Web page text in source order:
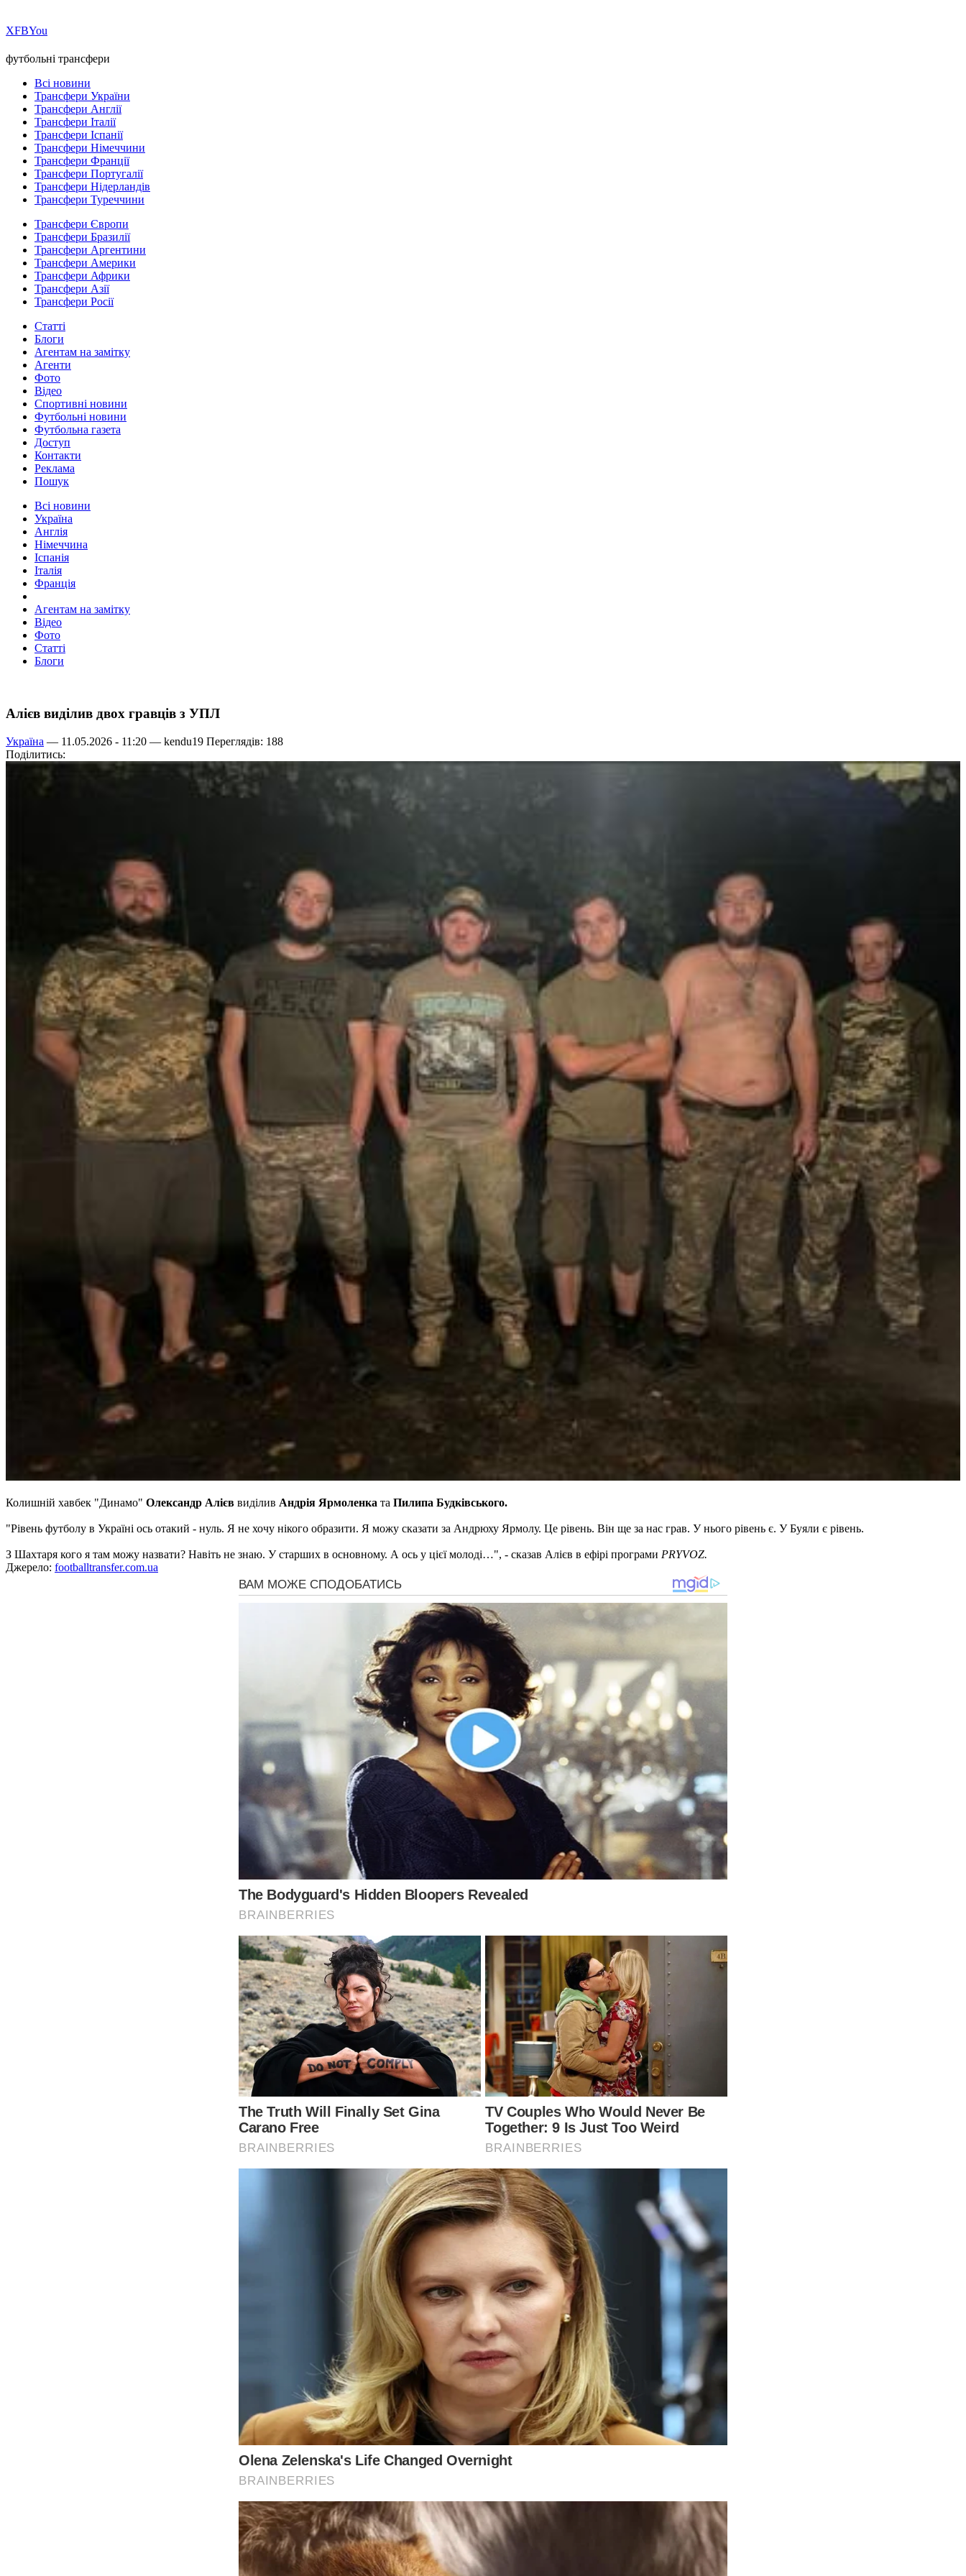
ХFBYou
футбольні трансфери
Всі новини
Трансфери України
Трансфери Англії
Трансфери Італії
Трансфери Іспанії
Трансфери Німеччини
Трансфери Франції
Трансфери Португалії
Трансфери Нідерландів
Трансфери Туреччини
Трансфери Європи
Трансфери Бразилії
Трансфери Аргентини
Трансфери Америки
Трансфери Африки
Трансфери Азії
Трансфери Росії
Статті
Блоги
Агентам на замітку
Агенти
Фото
Відео
Спортивні новини
Футбольні новини
Футбольна газета
Доступ
Контакти
Реклама
Пошук
Всі новини
Україна
Англія
Німеччина
Іспанія
Італія
Франція
Агентам на замітку
Відео
Фото
Статті
Блоги
Алієв виділив двох гравців з УПЛ
Україна — 11.05.2026 - 11:20 — kendu19 Переглядів: 188
Поділитись:
Колишній хавбек "Динамо" Олександр Алієв виділив Андрія Ярмоленка та Пилипа Будківського.
"Рівень футболу в Україні ось отакий - нуль. Я не хочу нікого образити. Я можу сказати за Андрюху Ярмолу. Це рівень. Він ще за нас грав. У нього рівень є. У Буяли є рівень.
З Шахтаря кого я там можу назвати? Навіть не знаю. У старших в основному. А ось у цієї молоді…", - сказав Алієв в ефірі програми PRYVOZ.
Джерело: footballtransfer.com.ua